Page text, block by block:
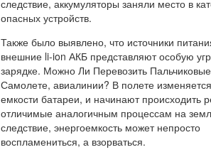
следствие, аккумуляторы заняли место в
опасных устройств.
Также было выявлено, что источники
внешние li-ion АКБ представляют особую
зарядке. Можно Ли Перевозить
Самолете, авиалинии? В полете
емкости батареи, и начинают происходить
отличимые аналогичным процессам на
следствие, энергоемкость может непросто
воспламениться, а взорваться.